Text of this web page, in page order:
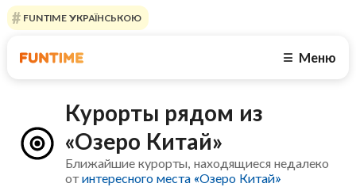
FUNTIME УКРАЇНСЬКОЮ
☰ Меню
Курорты рядом из
«Озеро Китай»
Ближайшие курорты, находящиеся недалеко
отинтересного места «Озеро Китай»